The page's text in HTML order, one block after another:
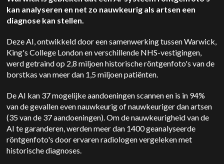
kan analyseren en net zo nauwkeurig als artsen een
diagnose kan stellen.
Deze AI, ontwikkeld door een samenwerking tussen Warwick,
King's College London en verschillende NHS-vestigingen,
werd getraind op 2,8 miljoen historische röntgenfoto's van de
borstkas van meer dan 1,5 miljoen patiënten.
De AI kan 37 mogelijke aandoeningen scannen en is in 94%
van de gevallen even nauwkeurig of nauwkeuriger dan artsen
(35 van de 37 aandoeningen). Om de nauwkeurigheid van de
AI te garanderen, werden meer dan 1400 geanalyseerde
röntgenfoto's door ervaren radiologen vergeleken met
historische diagnoses.